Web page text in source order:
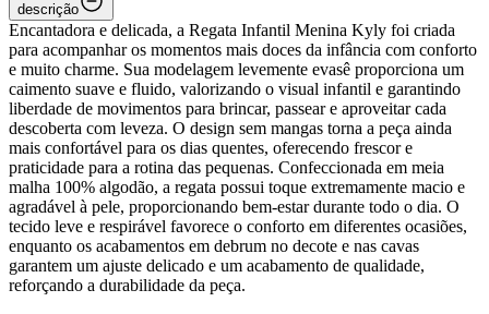
descrição
Encantadora e delicada, a Regata Infantil Menina Kyly foi criada
para acompanhar os momentos mais doces da infância com conforto
e muito charme. Sua modelagem levemente evasê proporciona um
caimento suave e fluido, valorizando o visual infantil e garantindo
liberdade de movimentos para brincar, passear e aproveitar cada
descoberta com leveza. O design sem mangas torna a peça ainda
mais confortável para os dias quentes, oferecendo frescor e
praticidade para a rotina das pequenas. Confeccionada em meia
malha 100% algodão, a regata possui toque extremamente macio e
agradável à pele, proporcionando bem-estar durante todo o dia. O
tecido leve e respirável favorece o conforto em diferentes ocasiões,
enquanto os acabamentos em debrum no decote e nas cavas
garantem um ajuste delicado e um acabamento de qualidade,
reforçando a durabilidade da peça.